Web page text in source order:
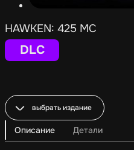
HAWKEN: 425 MC
DLC
выбрать издание
Описание Детали